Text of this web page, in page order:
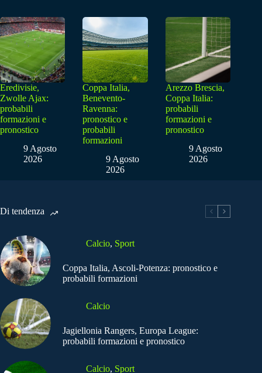
Eredivisie,
Zwolle Ajax:
probabili
formazioni e
pronostico
9 Agosto
2026
Coppa Italia,
Benevento-
Ravenna:
pronostico e
probabili
formazioni
9 Agosto
2026
Arezzo Brescia,
Coppa Italia:
probabili
formazioni e
pronostico
9 Agosto
2026
Di tendenza
Calcio, Sport
Coppa Italia, Ascoli-Potenza: pronostico e
probabili formazioni
Calcio
Jagiellonia Rangers, Europa League:
probabili formazioni e pronostico
Calcio, Sport